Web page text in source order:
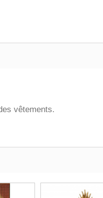
vêtements.